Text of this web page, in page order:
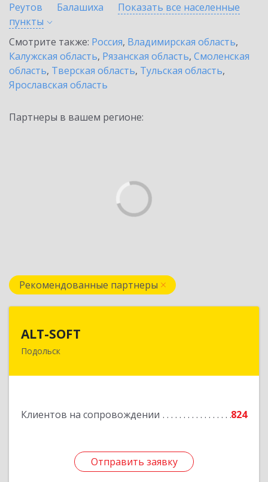
Реутов
Балашиха
Показать все населенные
пункты
Смотрите также: Россия, Владимирская область,
Калужская область, Рязанская область, Смоленская
область, Тверская область, Тульская область,
Ярославская область
Партнеры в вашем регионе:
Рекомендованные партнеры
ALT-SOFT
Подольск
Клиентов на сопровождении 824
Отправить заявку
142116, Московская обл, Подольск г, Советская
Отправить заявку